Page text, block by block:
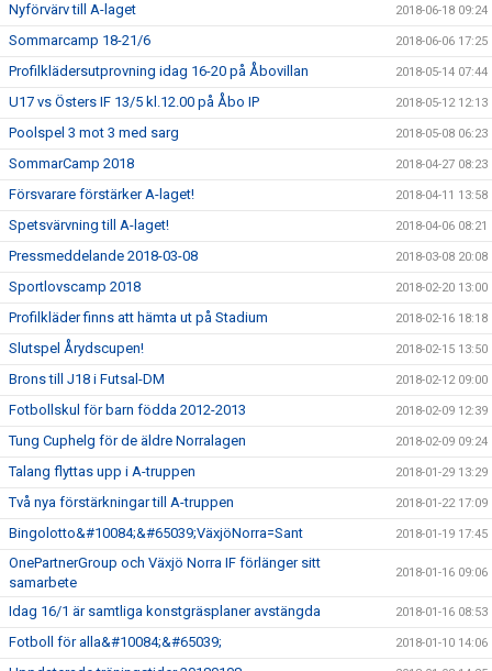
Nyförvärv till A-laget 2018-06-18 09:24
Sommarcamp 18-21/6 2018-06-06 17:25
Profilklädersutprovning idag 16-20 på Åbovillan 2018-05-14 07:44
U17 vs Östers IF 13/5 kl.12.00 på Åbo IP 2018-05-12 12:13
Poolspel 3 mot 3 med sarg 2018-05-08 06:23
SommarCamp 2018 2018-04-27 08:23
Försvarare förstärker A-laget! 2018-04-11 13:58
Spetsvärvning till A-laget! 2018-04-06 08:21
Pressmeddelande 2018-03-08 2018-03-08 20:08
Sportlovscamp 2018 2018-02-20 13:00
Profilkläder finns att hämta ut på Stadium 2018-02-16 18:18
Slutspel Årydscupen! 2018-02-15 13:50
Brons till J18 i Futsal-DM 2018-02-12 09:00
Fotbollskul för barn födda 2012-2013 2018-02-09 12:39
Tung Cuphelg för de äldre Norralagen 2018-02-09 09:24
Talang flyttas upp i A-truppen 2018-01-29 13:29
Två nya förstärkningar till A-truppen 2018-01-22 17:09
Bingolotto&#10084;&#65039;VäxjöNorra=Sant 2018-01-19 17:45
OnePartnerGroup och Växjö Norra IF förlänger sitt
samarbete
2018-01-16 09:06
Idag 16/1 är samtliga konstgräsplaner avstängda 2018-01-16 08:53
Fotboll för alla&#10084;&#65039; 2018-01-10 14:06